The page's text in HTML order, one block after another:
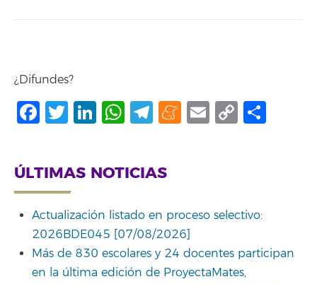
¿Difundes?
Facebook
Twitter
LinkedIn
WhatsApp
Telegram
Meneame
Email
Copy
ÚLTIMAS NOTICIAS
Actualización listado en proceso selectivo:
2026BDE045 [07/08/2026]
Más de 830 escolares y 24 docentes participan
en la última edición de ProyectaMates,